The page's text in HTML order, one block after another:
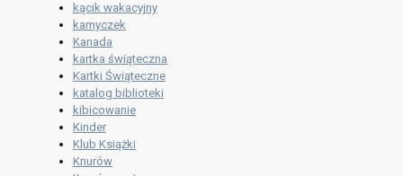
kącik wakacyjny
kamyczek
Kanada
kartka świąteczna
Kartki Świąteczne
katalog biblioteki
kibicowanie
Kinder
Klub Książki
Knurów